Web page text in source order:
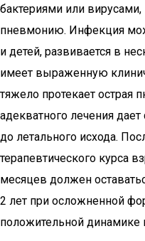
бактериями или вирусами,
пневмонию. Инфекция
и детей, развивается в
имеет выраженную
тяжело протекает острая
адекватного лечения
до летального исхода.
терапевтического курса
месяцев должен
2 лет при осложненной
положительной динамике